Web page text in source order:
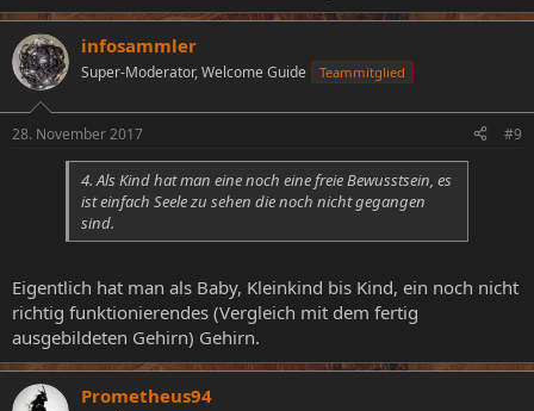
infosammler
Super-Moderator, Welcome Guide Teammitglied
28. November 2017 #9
4. Als Kind hat man eine noch eine freie Bewusstsein, es
ist einfach Seele zu sehen die noch nicht gegangen
sind.
Eigentlich hat man als Baby, Kleinkind bis Kind, ein noch nicht
richtig funktionierendes (Vergleich mit dem fertig
ausgebildeten Gehirn) Gehirn.
Prometheus94